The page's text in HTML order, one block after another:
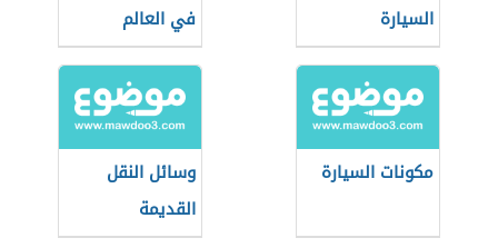
السيارة
في العالم
مكونات السيارة
وسائل النقل
القديمة